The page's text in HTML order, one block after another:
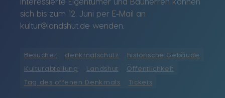
sich bis zum 12. Juni per E-Mail an
kultur@landshut.de wenden.
Besucher denkmalschutz
historische Gebäude
Kulturabteilung
Landshut
Öffentlichkeit
Tag des offenen Denkmals
Tickets